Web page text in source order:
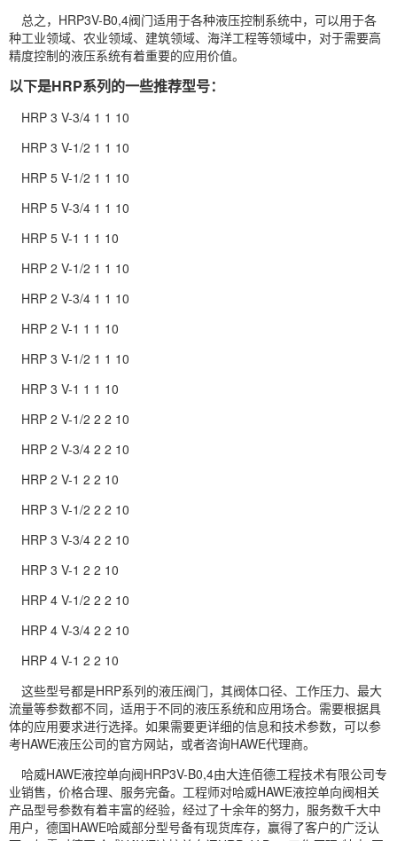
总之，HRP3V-B0,4阀门适用于各种液压控制系统中，可以用于各
种工业领域、农业领域、建筑领域、海洋工程等领域中，对于需要高
精度控制的液压系统有着重要的应用价值。
以下是HRP系列的一些推荐型号：
HRP 3 V-3/4 1 1 10
HRP 3 V-1/2 1 1 10
HRP 5 V-1/2 1 1 10
HRP 5 V-3/4 1 1 10
HRP 5 V-1 1 1 10
HRP 2 V-1/2 1 1 10
HRP 2 V-3/4 1 1 10
HRP 2 V-1 1 1 10
HRP 3 V-1/2 1 1 10
HRP 3 V-1 1 1 10
HRP 2 V-1/2 2 2 10
HRP 2 V-3/4 2 2 10
HRP 2 V-1 2 2 10
HRP 3 V-1/2 2 2 10
HRP 3 V-3/4 2 2 10
HRP 3 V-1 2 2 10
HRP 4 V-1/2 2 2 10
HRP 4 V-3/4 2 2 10
HRP 4 V-1 2 2 10
这些型号都是HRP系列的液压阀门，其阀体口径、工作压力、最大
流量等参数都不同，适用于不同的液压系统和应用场合。需要根据具
体的应用要求进行选择。如果需要更详细的信息和技术参数，可以参
考HAWE液压公司的官方网站，或者咨询HAWE代理商。
哈威HAWE液控单向阀HRP3V-B0,4由大连佰德工程技术有限公司专
业销售，价格合理、服务完备。工程师对哈威HAWE液控单向阀相关
产品型号参数有着丰富的经验，经过了十余年的努力，服务数千大中
用户，德国HAWE哈威部分型号备有现货库存，赢得了客户的广泛认